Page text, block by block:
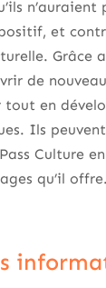
et
Grâce
de
en
Ils
Culture
qu’il offre.